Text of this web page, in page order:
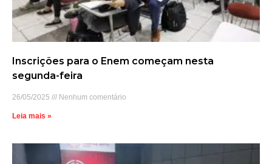
Inscrições para o Enem começam nesta
segunda-feira
26/05/2025 Nenhum comentário
Leia mais »